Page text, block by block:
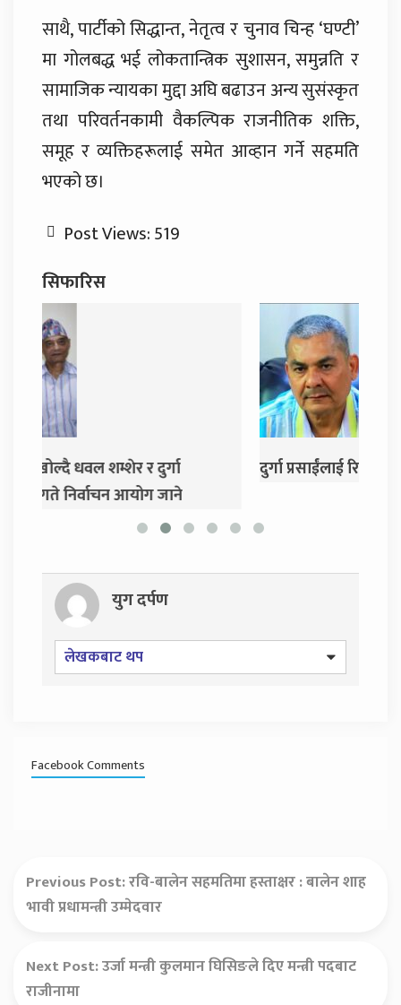
साथै, पार्टीको सिद्धान्त, नेतृत्व र चुनाव चिन्ह ‘घण्टी’
मा गोलबद्ध भई लोकतान्त्रिक सुशासन, समुन्नति र
सामाजिक न्यायका मुद्दा अघि बढाउन अन्य सुसंस्कृत
तथा परिवर्तनकामी वैकल्पिक राजनीतिक शक्ति,
समूह र व्यक्तिहरूलाई समेत आव्हान गर्ने सहमति
भएको छ।
Post Views:519
सिफारिस
दुर्गा प्रसाईंलाई रिहा गर्न अदालतको आदेश
युग दर्पण
लेखकबाट थप
Facebook Comments
Previous Post:रवि-बालेन सहमतिमा हस्ताक्षर : बालेन शाह
भावी प्रधामन्त्री उम्मेदवार
Next Post:उर्जा मन्त्री कुलमान घिसिङले दिए मन्त्री पदबाट
राजीनामा